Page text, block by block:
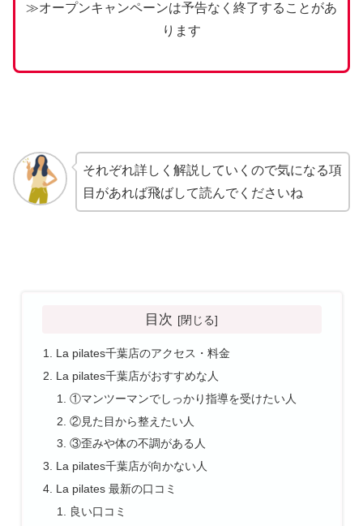
≫オープンキャンペーンは予告なく終了することがあ
ります
それぞれ詳しく解説していくので気になる項
目があれば飛ばして読んでくださいね
目次
La pilates千葉店のアクセス・料金
La pilates千葉店がおすすめな人
①マンツーマンでしっかり指導を受けたい人
②見た目から整えたい人
③歪みや体の不調がある人
La pilates千葉店が向かない人
La pilates 最新の口コミ
良い口コミ